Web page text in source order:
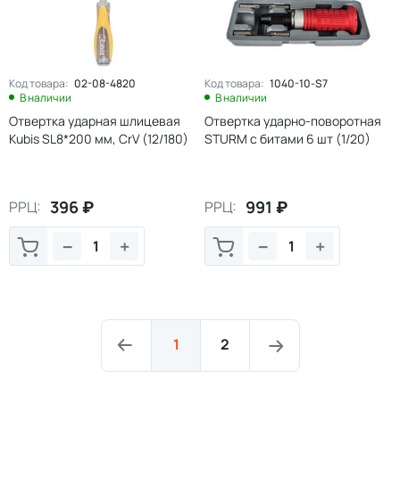
Код товара: 02-08-4820
В наличии
Отвертка ударная шлицевая
Kubis SL8*200 мм, CrV (12/180)
РРЦ: 396₽
+
−
Код товара: 1040-10-S7
В наличии
Отвертка ударно-поворотная
STURM с битами 6 шт (1/20)
РРЦ: 991 ₽
+
−
1 2